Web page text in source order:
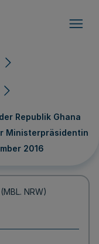
Republik Ghana
Ministerpräsidentin
2016
NRW)